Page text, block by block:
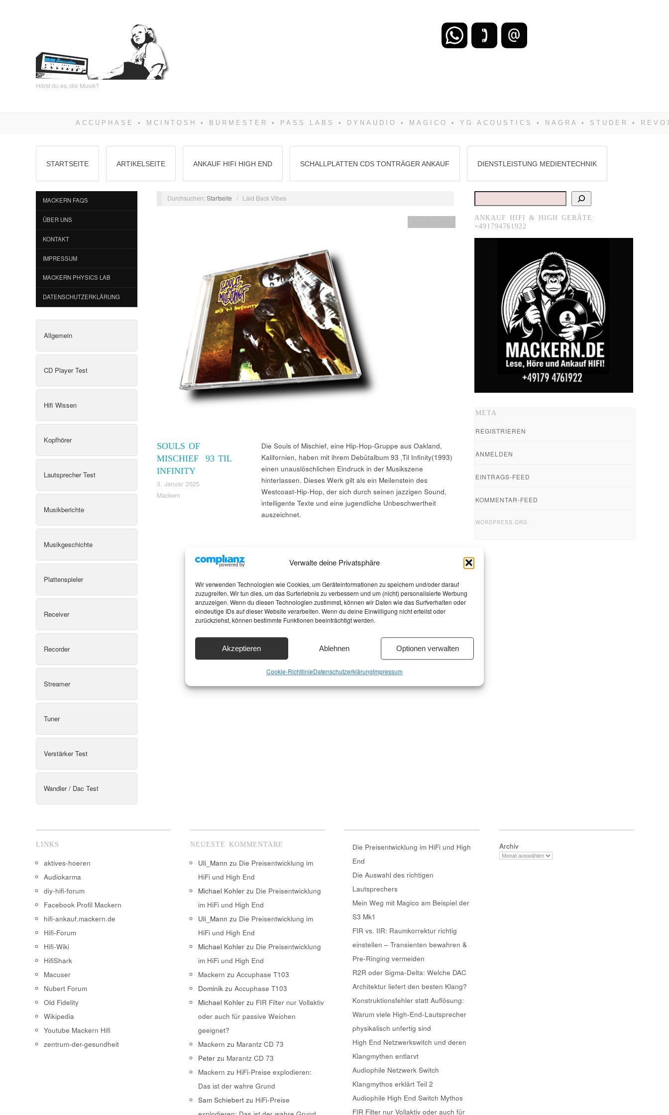
Verwalte deine Privatsphäre
Wir verwenden Technologien wie Cookies, um Geräteinformationen zu speichern und/oder darauf
zuzugreifen. Wir tun dies, um das Surferlebnis zu verbessern und um (nicht) personalisierte Werbung
anzuzeigen. Wenn du diesen Technologien zustimmst, können wir Daten wie das Surfverhalten oder
eindeutige IDs auf dieser Website verarbeiten. Wenn du deine Einwilligung nicht erteilst oder
zurückziehst, können bestimmte Funktionen beeinträchtigt werden.
Akzeptieren Ablehnen Optionen verwalten
Cookie-RichtlinieDatenschutzerklärungImpressum
Hörst du es, die Musik?
STARTSEITE ARTIKELSEITE ANKAUF HIFI HIGH END SCHALLPLATTEN CDS TONTRÄGER ANKAUF DIENSTLEISTUNG MEDIENTECHNIK
MACKERN FAQS
ÜBER UNS
KONTAKT
IMPRESSUM
MACKERN PHYSICS LAB
DATENSCHUTZERKLÄRUNG
Allgemein
CD Player Test
Hifi Wissen
Kopfhörer
Lautsprecher Test
Musikberichte
Musikgeschichte
Plattenspieler
Receiver
Recorder
Streamer
Tuner
Verstärker Test
Wandler / Dac Test
Durchsuchen:Startseite / Laid Back Vibes
SOULS OF
MISCHIEF 93 TIL
INFINITY
3. Januar 2025
Mackern
Die Souls of Mischief, eine Hip-Hop-Gruppe aus Oakland,
Kalifornien, haben mit ihrem Debütalbum 93 ‚Til Infinity(1993)
einen unauslöschlichen Eindruck in der Musikszene
hinterlassen. Dieses Werk gilt als ein Meilenstein des
Westcoast-Hip-Hop, der sich durch seinen jazzigen Sound,
intelligente Texte und eine jugendliche Unbeschwertheit
auszeichnet.
Suchen
ANKAUF HIFI & HIGH GERÄTE:
+491794761922
META
REGISTRIEREN
ANMELDEN
EINTRAGS-FEED
KOMMENTAR-FEED
WORDPRESS.ORG
LINKS
aktives-hoeren
Audiokarma
diy-hifi-forum
Facebook Profil Mackern
hifi-ankauf.mackern.de
Hifi-Forum
Hifi-Wiki
HifiShark
Macuser
Nubert Forum
Old Fidelity
Wikipedia
Youtube Mackern Hifi
zentrum-der-gesundheit
NEUESTE KOMMENTARE
Uli_Mann zu Die Preisentwicklung im
HiFi und High End
Michael Kohler zu Die Preisentwicklung
im HiFi und High End
Uli_Mann zu Die Preisentwicklung im
HiFi und High End
Michael Kohler zu Die Preisentwicklung
im HiFi und High End
Mackern zuAccuphase T103
Dominik zuAccuphase T103
Michael Kohler zu FIR Filter nur Vollaktiv
oder auch für passive Weichen
geeignet?
Mackern zu Marantz CD 73
Peter zu Marantz CD 73
Mackern zu HiFi-Preise explodieren:
Das ist der wahre Grund
Sam Schiebert zu HiFi-Preise
Die Preisentwicklung im HiFi und High
End
Die Auswahl des richtigen
Lautsprechers
Mein Weg mit Magico am Beispiel der
S3 Mk1
FIR vs. IIR: Raumkorrektur richtig
einstellen – Transienten bewahren &
Pre-Ringing vermeiden
R2R oder Sigma-Delta: Welche DAC
Architektur liefert den besten Klang?
Konstruktionsfehler statt Auflösung:
Warum viele High-End-Lautsprecher
physikalisch unfertig sind
High End Netzwerkswitch und deren
Klangmythen entlarvt
Audiophile Netzwerk Switch
Klangmythos erklärt Teil 2
Audiophile High End Switch Mythos
FIR Filter nur Vollaktiv oder auch für
Archiv